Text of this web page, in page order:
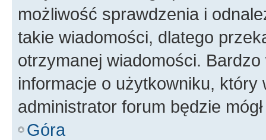
możliwość sprawdzenia i
takie wiadomości, dlatego
otrzymanej wiadomości.
informacje o użytkowniku, który
administrator forum będzie
Góra